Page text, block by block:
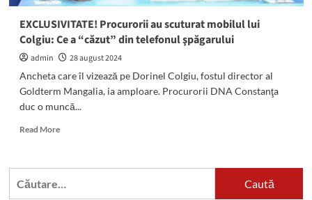
–
activitatea
edilului
a
vârful
infracţional!
EXCLUSIVITATE! Procurorii au scuturat mobilul lui
Colgiu: Ce a “căzut” din telefonul şpăgarului
admin
28 august 2024
Ancheta care îl vizează pe Dorinel Colgiu, fostul director al
Goldterm Mangalia, ia amploare. Procurorii DNA Constanţa
duc o muncă...
Read MoreRead
EXCLUSIVITATE!
Caută